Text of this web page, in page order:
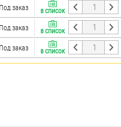
Под заказ В СПИСОК
Под заказ В СПИСОК
Под заказ В СПИСОК